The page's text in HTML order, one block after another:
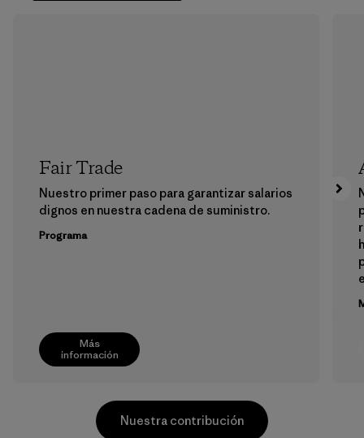
Más
información
Fair Trade
Nuestro primer paso para garantizar salarios
dignos en nuestra cadena de suministro.
Programa
Nuestra contribución